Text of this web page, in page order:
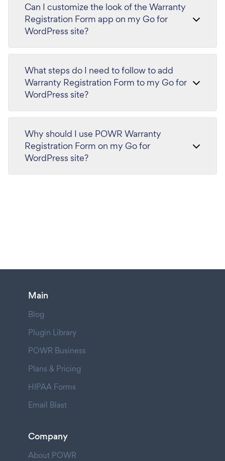
Can I customize the look of the Warranty
Registration Form app on my Go for
WordPress site?
What steps do I need to follow to add
Warranty Registration Form to my Go for
WordPress site?
Why should I use POWR Warranty
Registration Form on my Go for
WordPress site?
Main
Blog
Plugin Library
POWR Business
Plans & Pricing
HIPAA Forms
Email Blast
Company
About POWR